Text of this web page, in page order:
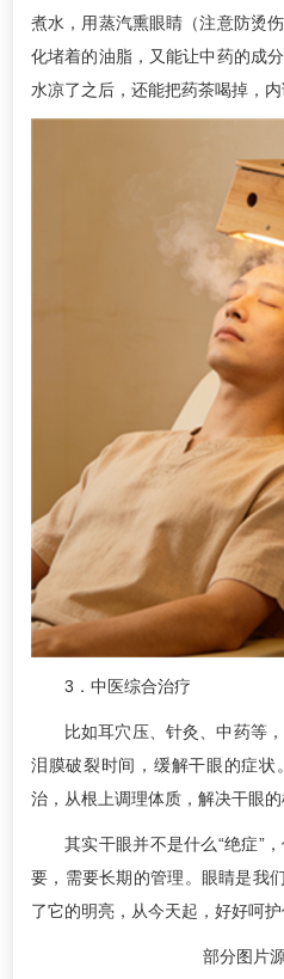
煮水，用蒸汽熏眼睛（注意防烫
化堵着的油脂，又能让中药的成
水凉了之后，还能把药茶喝掉，内
3．中医综合治疗
比如耳穴压、针灸、中药等
泪膜破裂时间，缓解干眼的症
治，从根上调理体质，解决干眼的
其实干眼并不是什么“绝症”
要，需要长期的管理。眼睛是我
了它的明亮，从今天起，好好呵护
部分图片